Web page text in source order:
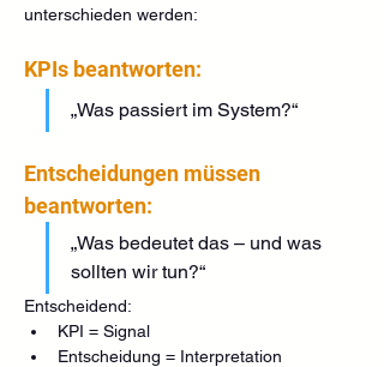
unterschieden werden:
KPIs beantworten:
„Was passiert im System?“
Entscheidungen müssen
beantworten:
„Was bedeutet das – und was
sollten wir tun?“
Entscheidend:
KPI = Signal
Entscheidung = Interpretation